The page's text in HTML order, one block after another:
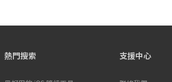
熱門搜索 支援中心